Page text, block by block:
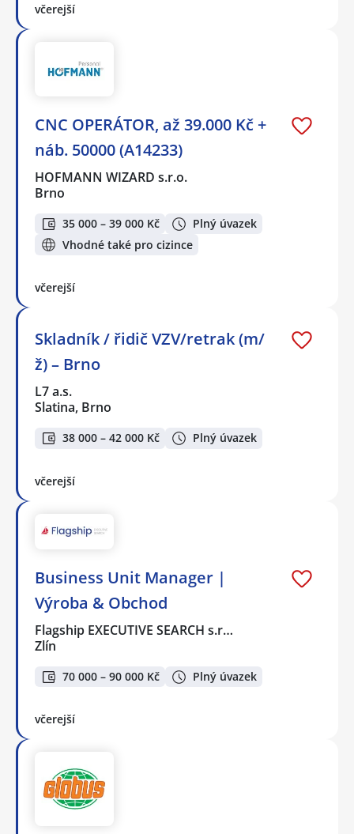
včerejší
CNC OPERÁTOR, až 39.000 Kč +
náb. 50000 (A14233)
HOFMANN WIZARD s.r.o.
Brno
35 000 – 39 000 Kč
Plný úvazek
Vhodné také pro cizince
včerejší
Skladník / řidič VZV/retrak (m/
ž) – Brno
L7 a.s.
Slatina, Brno
38 000 – 42 000 Kč Plný úvazek
včerejší
Business Unit Manager |
Výroba & Obchod
Flagship EXECUTIVE SEARCH s.r…
Zlín
70 000 – 90 000 Kč Plný úvazek
včerejší